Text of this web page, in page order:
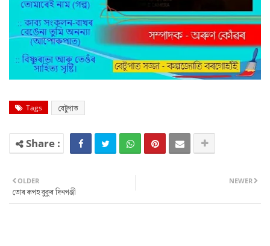
Tags বেটুপাত
NEWER
OLDER
তোৰ ৰূপহ বুকুৰ দিনপঞ্জী